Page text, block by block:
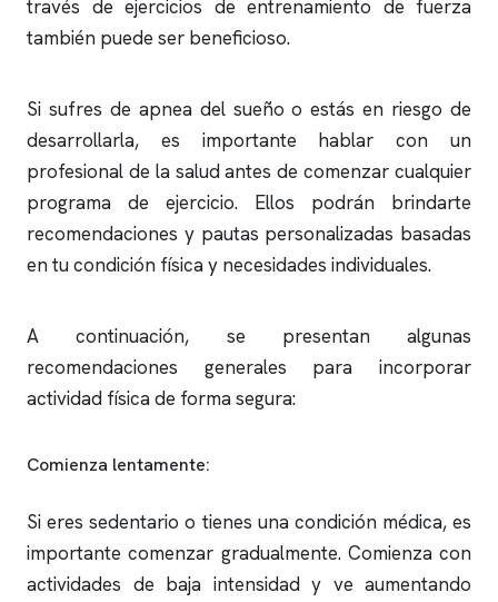
través de ejercicios de entrenamiento de fuerza
también puede ser beneficioso.
Si sufres de apnea del sueño o estás en riesgo de
desarrollarla, es importante hablar con un
profesional de la salud antes de comenzar cualquier
programa de ejercicio. Ellos podrán brindarte
recomendaciones y pautas personalizadas basadas
en tu condición física y necesidades individuales.
A continuación, se presentan algunas
recomendaciones generales para incorporar
actividad física de forma segura:
Comienza lentamente:
Si eres sedentario o tienes una condición médica, es
importante comenzar gradualmente. Comienza con
actividades de baja intensidad y ve aumentando